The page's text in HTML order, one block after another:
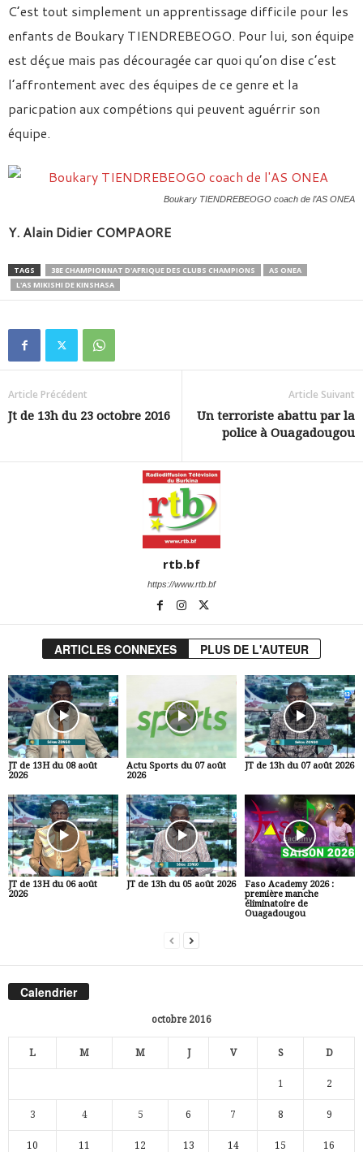
C’est tout simplement un apprentissage difficile pour les
enfants de Boukary TIENDREBEOGO. Pour lui, son équipe
est déçue mais pas découragée car quoi qu’on dise c’est
l’affrontement avec des équipes de ce genre et la
paricpation aux compétions qui peuvent aguérrir son
équipe.
Boukary TIENDREBEOGO coach de l’AS ONEA
Y. Alain Didier COMPAORE
TAGS 38E CHAMPIONNAT D'AFRIQUE DES CLUBS CHAMPIONS
AS ONEA
L'AS MIKISHI DE KINSHASA
Article Précédent
Jt de 13h du 23 octobre 2016
Article Suivant
Un terroriste abattu par la
police à Ouagadougou
rtb.bf
https://www.rtb.bf
ARTICLES CONNEXES PLUS DE L'AUTEUR
JT de 13H du 08 août
2026
Actu Sports du 07 août
2026
JT de 13h du 07 août 2026
JT de 13H du 06 août
2026
JT de 13h du 05 août 2026
Faso Academy 2026 :
première manche
éliminatoire de
Ouagadougou
Calendrier
octobre 2016
L M M J V S D
1 2
3 4 5 6 7 8 9
10 11 12 13 14 15 16